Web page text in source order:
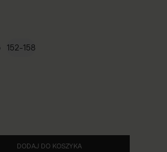
152-158
DODAJ DO KOSZYKA